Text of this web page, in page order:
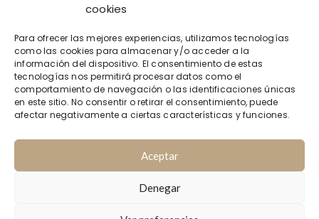
cookies
Para ofrecer las mejores experiencias, utilizamos tecnologías
como las cookies para almacenar y/o acceder a la
información del dispositivo. El consentimiento de estas
tecnologías nos permitirá procesar datos como el
comportamiento de navegación o las identificaciones únicas
en este sitio. No consentir o retirar el consentimiento, puede
afectar negativamente a ciertas características y funciones.
Aceptar
Denegar
971 31 35 21 / 628 629 737
Envíanos un mensaje
info@clinicadentalbustamante.es
Avda. Isidoro Macabich nº64 07800 IBIZA
Copyright 2025 - Clínica Dental Esther de Bustamante